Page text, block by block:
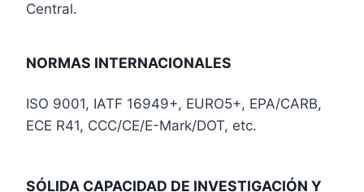
Central.
NORMAS INTERNACIONALES
ISO 9001, IATF 16949+, EURO5+, EPA/CARB,
ECE R41, CCC/CE/E-Mark/DOT, etc.
SÓLIDA CAPACIDAD DE INVESTIGACIÓN Y